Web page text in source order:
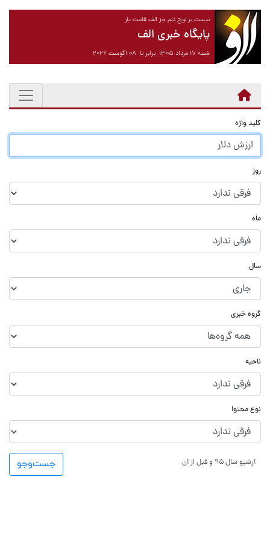
نیست بر لوح دلم جز الف قامت یار
پایگاه خبری الف
شنبه ۱۷ مرداد ۱۴۰۵ برابر با ۰۸ آگوست ۲۰۲۶
کلید واژه
روز
ماه
سال
گروه خبری
ناحیه
نوع محتوا
جست‌و‌جو آرشیو سال ۹۵ و قبل از آن